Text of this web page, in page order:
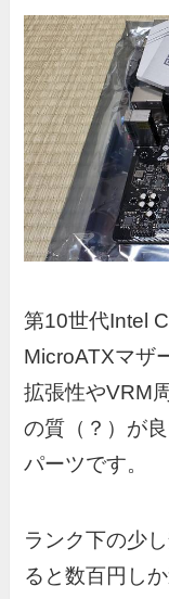
第10世代Intel
MicroATXマザ
拡張性やVRM
の質（？）が
パーツです。
ランク下の少
ると数百円し